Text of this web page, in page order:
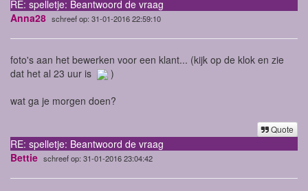
RE: spelletje: Beantwoord de vraag
Anna28 schreef op: 31-01-2016 22:59:10
foto's aan het bewerken voor een klant... (kijk op de klok en zie
dat het al 23 uur is
)
wat ga je morgen doen?
Quote
RE: spelletje: Beantwoord de vraag
Bettie schreef op: 31-01-2016 23:04:42